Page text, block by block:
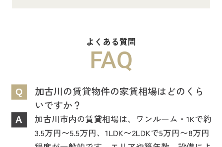
よくある質問
FAQ
Q
加古川の賃貸物件の家賃相場はどのくら
いですか？
A
加古川市内の賃貸相場は、ワンルーム・1Kで約
3.5万円〜5.5万円、1LDK〜2LDKで5万円〜8万円